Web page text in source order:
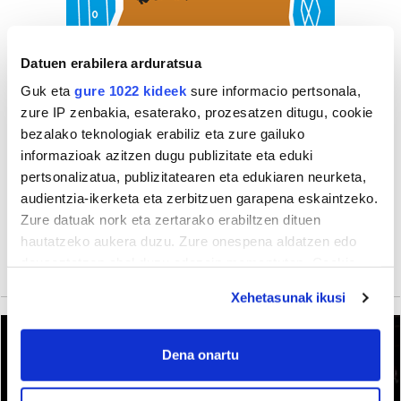
Datuen erabilera arduratsua
Guk eta gure 1022 kideek sure informacio pertsonala,
zure IP zenbakia, esaterako, prozesatzen ditugu, cookie
bezalako teknologiak erabiliz eta zure gailuko
informazioak azitzen dugu publizitate eta eduki
pertsonalizatua, publizitatearen eta edukiaren neurketa,
audientzia-ikerketa eta zerbitzuen garapena eskaintzeko.
Zure datuak nork eta zertarako erabiltzen dituen
hautatzeko aukera duzu. Zure onespena aldatzen edo
If you allow, we would also like to:
Collect information about your geographical
Xehetasunak ikusi
Dena onartu